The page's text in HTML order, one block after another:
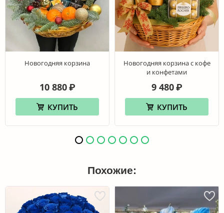
Новогодняя корзина
10 880 ₽
КУПИТЬ
Новогодняя корзина с кофе
и конфетами
9 480 ₽
КУПИТЬ
Похожие: